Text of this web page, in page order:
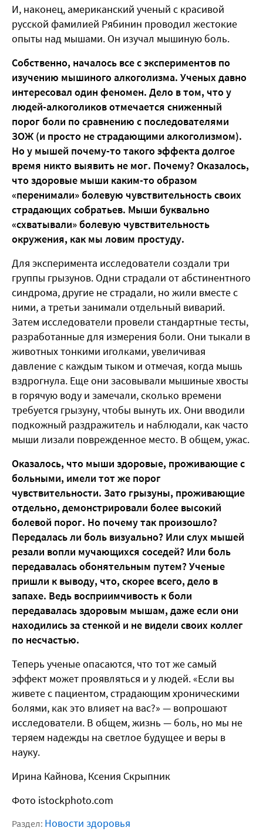
И, наконец, американский ученый с красивой
русской фамилией Рябинин проводил жестокие
опыты над мышами. Он изучал мышиную боль.
Собственно, началось все с экспериментов по
изучению мышиного алкоголизма. Ученых давно
интересовал один феномен. Дело в том, что у
людей-алкоголиков отмечается сниженный
порог боли по сравнению с последователями
ЗОЖ (и просто не страдающими алкоголизмом).
Но у мышей почему-то такого эффекта долгое
время никто выявить не мог. Почему? Оказалось,
что здоровые мыши каким-то образом
«перенимали» болевую чувствительность своих
страдающих собратьев. Мыши буквально
«схватывали» болевую чувствительность
окружения, как мы ловим простуду.
Для эксперимента исследователи создали три
группы грызунов. Одни страдали от абстинентного
синдрома, другие не страдали, но жили вместе с
ними, а третьи занимали отдельный виварий.
Затем исследователи провели стандартные тесты,
разработанные для измерения боли. Они тыкали в
животных тонкими иголками, увеличивая
давление с каждым тыком и отмечая, когда мышь
вздрогнула. Еще они засовывали мышиные хвосты
в горячую воду и замечали, сколько времени
требуется грызуну, чтобы вынуть их. Они вводили
подкожный раздражитель и наблюдали, как часто
мыши лизали поврежденное место. В общем, ужас.
Оказалось, что мыши здоровые, проживающие с
больными, имели тот же порог
чувствительности. Зато грызуны, проживающие
отдельно, демонстрировали более высокий
болевой порог. Но почему так произошло?
Передалась ли боль визуально? Или слух мышей
резали вопли мучающихся соседей? Или боль
передавалась обонятельным путем? Ученые
пришли к выводу, что, скорее всего, дело в
запахе. Ведь восприимчивость к боли
передавалась здоровым мышам, даже если они
находились за стенкой и не видели своих коллег
по несчастью.
Теперь ученые опасаются, что тот же самый
эффект может проявляться и у людей. «Если вы
живете с пациентом, страдающим хроническими
болями, как это влияет на вас?» — вопрошают
исследователи. В общем, жизнь — боль, но мы не
теряем надежды на светлое будущее и веры в
науку.
Ирина Кайнова, Ксения Скрыпник
Фото istockphoto.com
Раздел: Новости здоровья